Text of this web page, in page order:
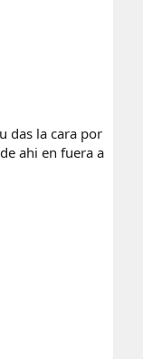
das la cara por
ahi en fuera a